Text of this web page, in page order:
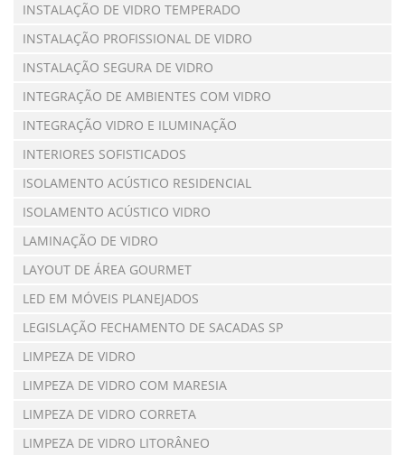
INSTALAÇÃO DE VIDRO TEMPERADO
INSTALAÇÃO PROFISSIONAL DE VIDRO
INSTALAÇÃO SEGURA DE VIDRO
INTEGRAÇÃO DE AMBIENTES COM VIDRO
INTEGRAÇÃO VIDRO E ILUMINAÇÃO
INTERIORES SOFISTICADOS
ISOLAMENTO ACÚSTICO RESIDENCIAL
ISOLAMENTO ACÚSTICO VIDRO
LAMINAÇÃO DE VIDRO
LAYOUT DE ÁREA GOURMET
LED EM MÓVEIS PLANEJADOS
LEGISLAÇÃO FECHAMENTO DE SACADAS SP
LIMPEZA DE VIDRO
LIMPEZA DE VIDRO COM MARESIA
LIMPEZA DE VIDRO CORRETA
LIMPEZA DE VIDRO LITORÂNEO